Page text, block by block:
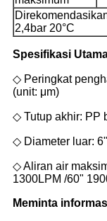
2,4bar 20°C
Spesifikasi
◇ Peringkat
(unit: μm)
◇ Tutup akhir: PP
◇ Diameter luar:
◇ Aliran air
1300LPM /60"
Meminta